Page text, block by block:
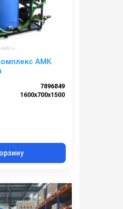
АМК
7896849
1600х700х1500